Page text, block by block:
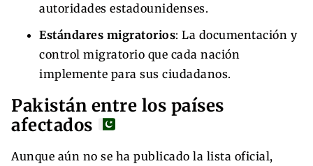
autoridades estadounidenses.
Estándares migratorios: La documentación y
control migratorio que cada nación
implemente para sus ciudadanos.
Pakistán entre los países
afectados
Aunque aún no se ha publicado la lista oficial,